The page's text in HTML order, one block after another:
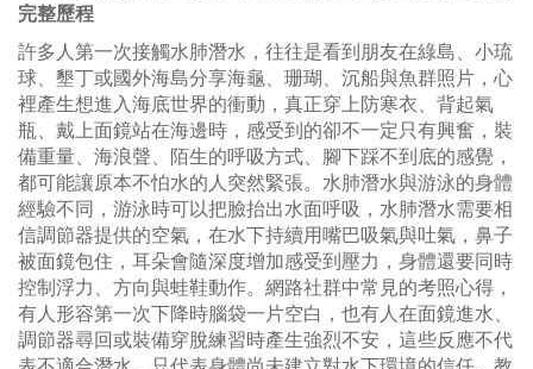
完整歷程
許多人第一次接觸水肺潛水，往往是看到朋友在綠島、小琉
球、墾丁或國外海島分享海龜、珊瑚、沉船與魚群照片，心
裡產生想進入海底世界的衝動，真正穿上防寒衣、背起氣
瓶、戴上面鏡站在海邊時，感受到的卻不一定只有興奮，裝
備重量、海浪聲、陌生的呼吸方式、腳下踩不到底的感覺，
都可能讓原本不怕水的人突然緊張。水肺潛水與游泳的身體
經驗不同，游泳時可以把臉抬出水面呼吸，水肺潛水需要相
信調節器提供的空氣，在水下持續用嘴巴吸氣與吐氣，鼻子
被面鏡包住，耳朵會隨深度增加感受到壓力，身體還要同時
控制浮力、方向與蛙鞋動作。網路社群中常見的考照心得，
有人形容第一次下降時腦袋一片空白，也有人在面鏡進水、
調節器尋回或裝備穿脫練習時產生強烈不安，這些反應不代